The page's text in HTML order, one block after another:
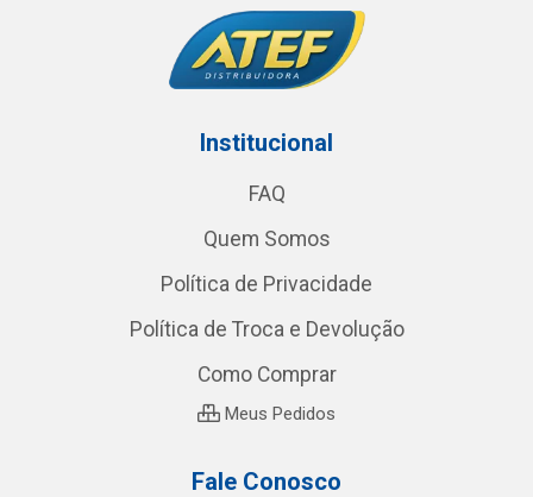
Institucional
FAQ
Quem Somos
Política de Privacidade
Política de Troca e Devolução
Como Comprar
Meus Pedidos
Fale Conosco